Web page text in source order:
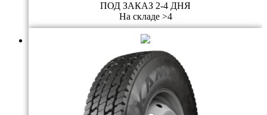
ПОД ЗАКАЗ 2-4 ДНЯ
На складе >4